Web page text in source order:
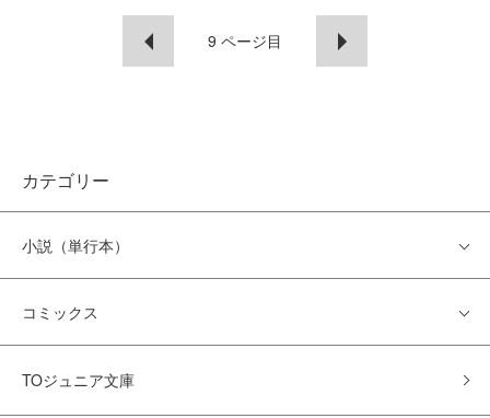
9 ページ目
カテゴリー
小説（単行本）
コミックス
TOジュニア文庫